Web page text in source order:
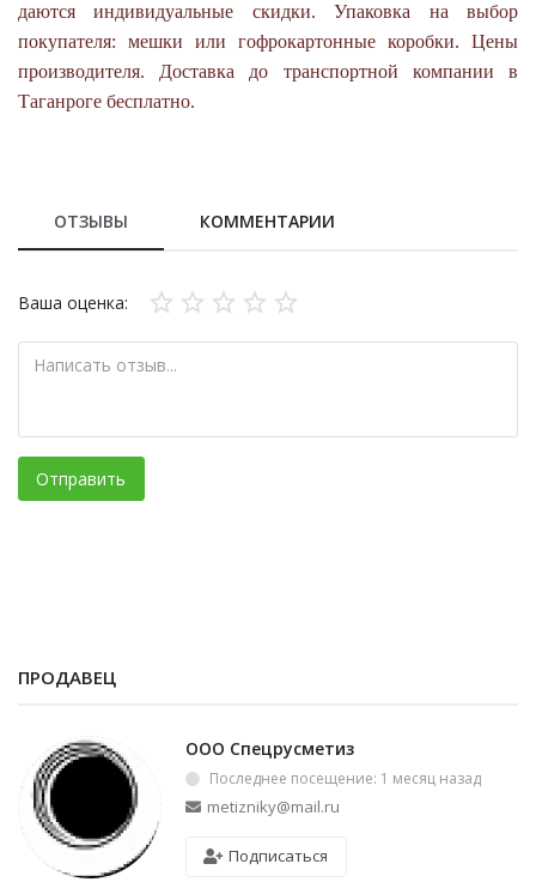
даются индивидуальные скидки. Упаковка на выбор
покупателя: мешки или гофрокартонные коробки. Цены
производителя. Доставка до транспортной компании в
Таганроге бесплатно.
ОТЗЫВЫ КОММЕНТАРИИ
Ваша оценка:
Отправить
ПРОДАВЕЦ
ООО Спецрусметиз
Последнее посещение: 1 месяц назад
metizniky@mail.ru
Подписаться